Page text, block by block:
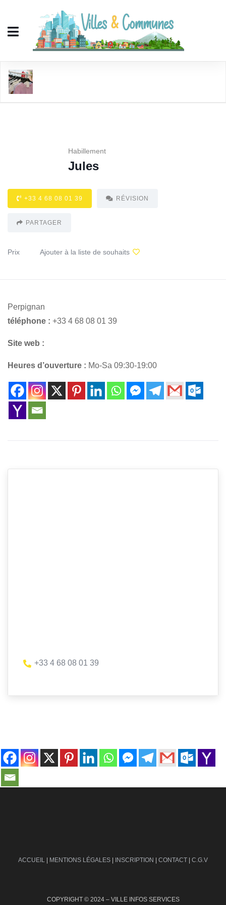
Habillement
Jules
+33 4 68 08 01 39 RÉVISION
PARTAGER
Prix Ajouter à la liste de souhaits
Perpignan
téléphone : +33 4 68 08 01 39
Site web :
Heures d’ouverture : Mo-Sa 09:30-19:00
+33 4 68 08 01 39
ACCUEIL | MENTIONS LÉGALES | INSCRIPTION | CONTACT | C.G.V
COPYRIGHT © 2024 – VILLE INFOS SERVICES